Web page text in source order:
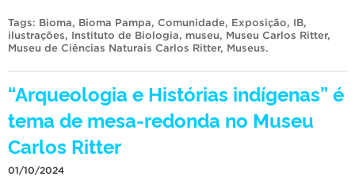
Tags: Bioma, Bioma Pampa, Comunidade, Exposição, IB,
ilustrações, Instituto de Biologia, museu, Museu Carlos Ritter,
Museu de Ciências Naturais Carlos Ritter, Museus.
“Arqueologia e Histórias indígenas” é
tema de mesa-redonda no Museu
Carlos Ritter
01/10/2024